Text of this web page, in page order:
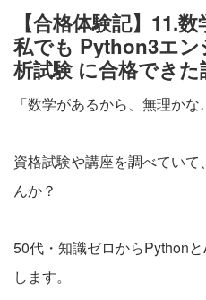
【合格体験記】11.
私でも Python3エ
析試験 に合格できた
「数学があるから、無理かな
資格試験や講座を調べてい
んか？
50代・知識ゼロからPython
します。